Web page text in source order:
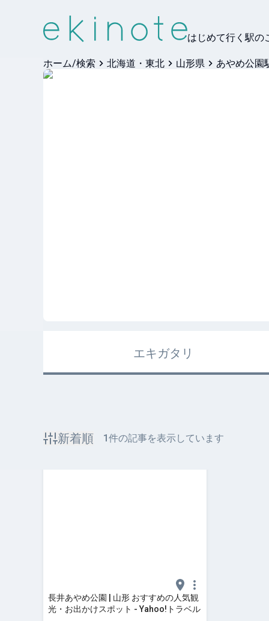
はじめて行く駅の
ホーム/検索 北海道・東北 山形県 あやめ公園
エキガタリ
新着順 1件の記事を表示しています
長井あやめ公園 | 山形 おすすめの人気観
光・お出かけスポット - Yahoo!トラベル